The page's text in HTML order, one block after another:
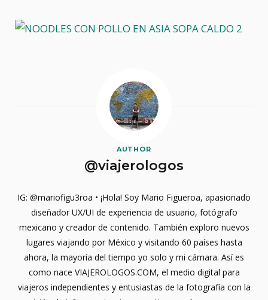
AUTHOR
@viajerologos
IG: @mariofigu3roa • ¡Hola! Soy Mario Figueroa, apasionado
diseñador UX/UI de experiencia de usuario, fotógrafo
mexicano y creador de contenido. También exploro nuevos
lugares viajando por México y visitando 60 países hasta
ahora, la mayoría del tiempo yo solo y mi cámara. Así es
como nace VIAJEROLOGOS.COM, el medio digital para
viajeros independientes y entusiastas de la fotografía con la